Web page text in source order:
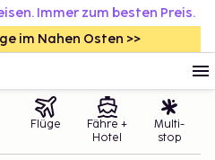
Immer zum besten Preis.
im Nahen Osten >>
Flüge
Fähre +
Hotel
Multi-
stop